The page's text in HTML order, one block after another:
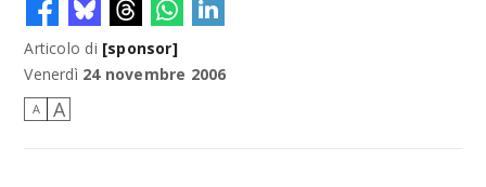
Articolo di [sponsor]
Venerdì 24 novembre 2006
A A